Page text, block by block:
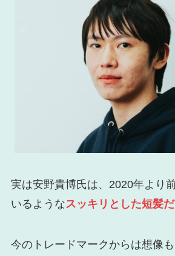
実は安野貴博氏は、2020年より
いるようなスッキリとした短髪
今のトレードマークからは想像も